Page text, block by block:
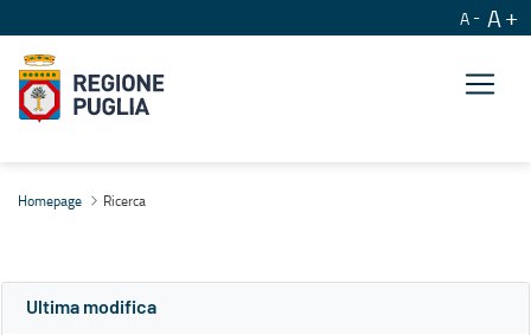
A A
Homepage Ricerca
Ultima modifica